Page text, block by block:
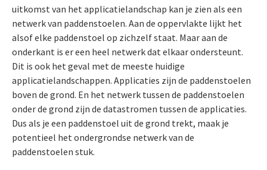
uitkomst van het applicatielandschap kan je zien als een
netwerk van paddenstoelen. Aan de oppervlakte lijkt het
alsof elke paddenstoel op zichzelf staat. Maar aan de
onderkant is er een heel netwerk dat elkaar ondersteunt.
Dit is ook het geval met de meeste huidige
applicatielandschappen. Applicaties zijn de paddenstoelen
boven de grond. En het netwerk tussen de paddenstoelen
onder de grond zijn de datastromen tussen de applicaties.
Dus als je een paddenstoel uit de grond trekt, maak je
potentieel het ondergrondse netwerk van de
paddenstoelen stuk.